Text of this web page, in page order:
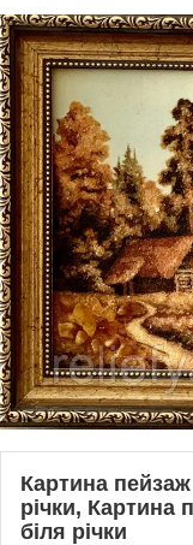
Картина
річки, Картина
біля річки